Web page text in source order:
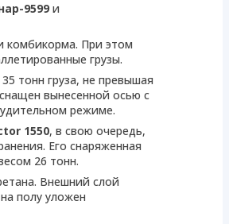
9599и
комбикорма. При этом
грузы.
тонн груза, не превышая
вынесенной осью с
режиме.
1550, в свою очередь,
Его снаряженная
26 тонн.
Внешний слой
полу уложен